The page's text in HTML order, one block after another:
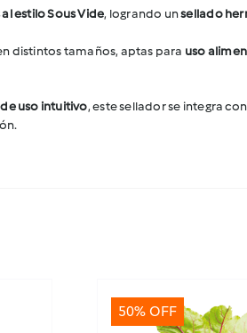
estilo Sous Vide, logrando unsellado
distintos tamaños, aptas para uso
uso intuitivo, este sellador se integra
50% OFF